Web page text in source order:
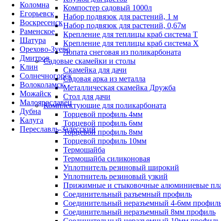
Коломна
Егорьевск
Воскресенск
Раменское
Шатура
Орехово-Зуево
Дмитров
Клин
Солнечногорск
Волоколамск
Можайск
Малоярославец
Дубна
Калуга
Переславль-Залесский
Компостер садовый 1000л
Набор подвязок для растений, 1 м
Набор подвязок для растений, 0,67м
Крепление для теплицы краб система Т
Крепление для теплицы краб система Х
Лопата снеговая из поликарбоната
Садовые скамейки и столы
Скамейка для дачи
Садовая арка из металла
Металлическая скамейка Дружба
Стол для дачи
Комплектующие для поликарбоната
Торцевой профиль 4мм
Торцевой профиль 6мм
Торцевой профиль 8мм
Торцевой профиль 10мм
Термошайба
Термошайба силиконовая
Уплотнитель резиновый широкий
Уплотнитель резиновый узкий
Прижимные и стыковочные алюминиевые
Соединительный разъемный профиль
Соединительный неразъемный 4-6мм
Соединительный неразъемный 8мм профиль